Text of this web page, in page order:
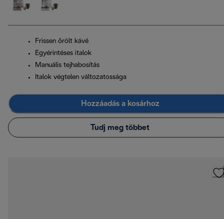
Frissen őrölt kávé
Egyérintéses italok
Manuális tejhabosítás
Italok végtelen változatossága
Hozzáadás a kosárhoz
Tudj meg többet